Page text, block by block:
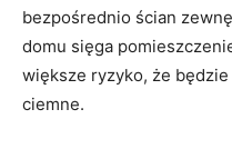
bezpośrednio ścian
domu sięga
większe ryzyko, że
ciemne.